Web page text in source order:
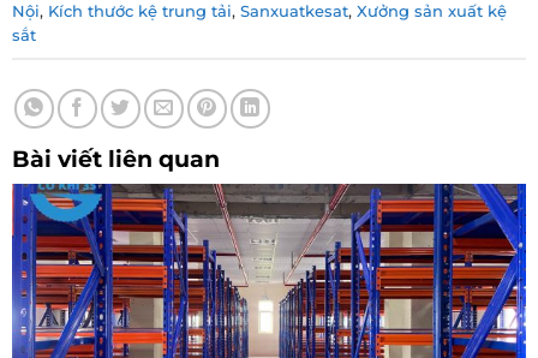
Nội, Kích thước kệ trung tải, Sanxuatkesat, Xưởng sản xuất kệ
sắt
Bài viết liên quan